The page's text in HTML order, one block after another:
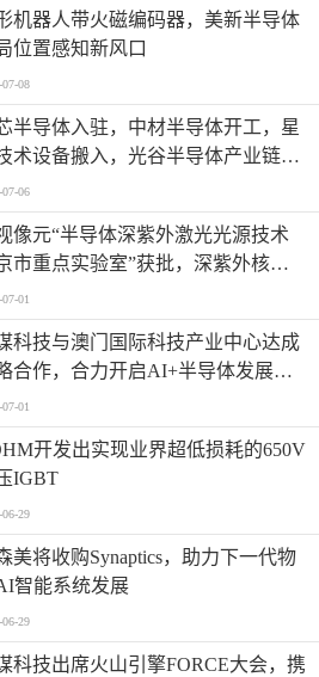
机器人带火磁编码器，美新半导体
位置感知新风口
07-08
半导体入驻，中材半导体开工，星
术设备搬入，光谷半导体产业链有
展→
07-06
像元“半导体深紫外激光光源技术
市重点实验室”获批，深紫外核心
再获权威认可
01
科技与澳门国际科技产业中心达成
合作，合力开启AI+半导体发展
篇章
01
开发出实现业界超低损耗的650V
IGBT
06-29
美将收购Synaptics，助力下一代物
智能系统发展
06-29
科技出席火山引擎FORCE大会，携